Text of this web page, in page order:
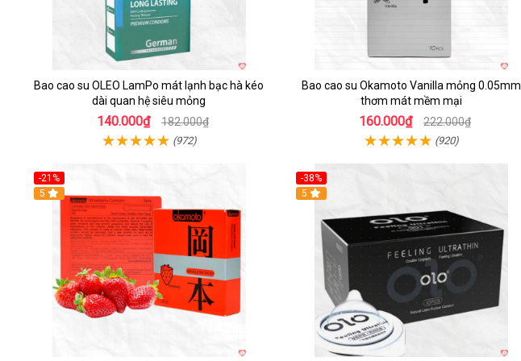
Bao cao su OLEO LamPo mát lạnh bạc hà kéo
dài quan hệ siêu mỏng
140.000₫ 182.000₫
(972)
Bao cao su Okamoto Vanilla mỏng 0.05mm
thơm mát mềm mại
160.000₫ 222.000₫
(920)
-21%
Hot
5
-38%
5